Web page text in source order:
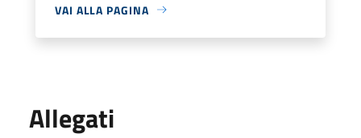
VAI ALLA PAGINA
Allegati